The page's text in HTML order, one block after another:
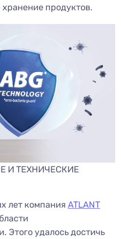
хранение продуктов.
И ТЕХНИЧЕСКИЕ
лет компания ATLANT
Этого удалось достичь